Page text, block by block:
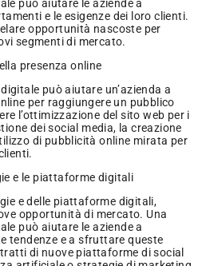
può aiutare le aziende a
e le esigenze dei loro clienti.
opportunità nascoste per
segmenti di mercato.
presenza online
può aiutare un’azienda a
per raggiungere un pubblico
l’ottimizzazione del sito web per i
dei social media, la creazione
di pubblicità online mirata per
e le piattaforme digitali
e delle piattaforme digitali,
opportunità di mercato. Una
può aiutare le aziende a
tendenze e a sfruttare queste
di nuove piattaforme di social